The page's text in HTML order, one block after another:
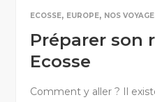
ECOSSE, EUROPE, NOS
Préparer son
Ecosse
Comment y aller ? Il